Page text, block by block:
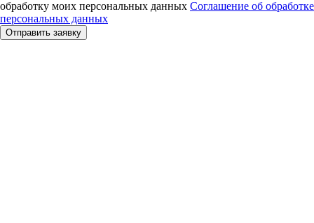
обработку моих персональных данных Соглашение об обработке
персональных данных